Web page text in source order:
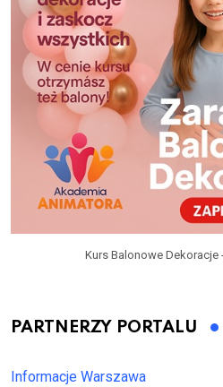
Kurs Balonowe Dekoracje
PARTNERZY PORTALU
Informacje Warszawa